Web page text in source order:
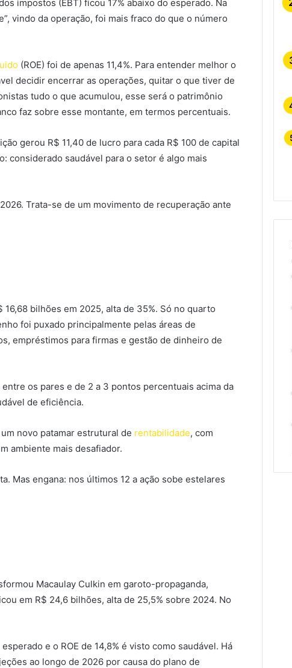
impostos (EBT) ficou 17% abaixo do esperado. Na
vindo da operação, foi mais fraco do que o número
(ROE) foi de apenas 11,4%. Para entender melhor o
decidir encerrar as operações, quitar o que tiver de
tudo o que acumulou, esse será o patrimônio
faz sobre esse montante, em termos percentuais.
gerou R$ 11,40 de lucro para cada R$ 100 de capital
considerado saudável para o setor é algo mais
Trata-se de um movimento de recuperação ante
bilhões em 2025, alta de 35%. Só no quarto
foi puxado principalmente pelas áreas de
empréstimos para firmas e gestão de dinheiro de
os pares e de 2 a 3 pontos percentuais acima da
de eficiência.
novo patamar estrutural de rentabilidade, com
ambiente mais desafiador.
Mas engana: nos últimos 12 a ação sobe estelares
Macaulay Culkin em garoto-propaganda,
em R$ 24,6 bilhões, alta de 25,5% sobre 2024. No
e o ROE de 14,8% é visto como saudável. Há
ao longo de 2026 por causa do plano de